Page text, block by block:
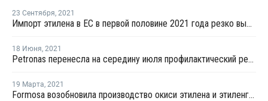
23 Сентября, 2021
Импорт этилена в ЕС в первой половине 2021 года резко вырос
18 Июня, 2021
Petronas перенесла на середину июля профилактический ремонт крекинг-установки в Кертехе
19 Марта, 2021
Formosa возобновила производство окиси этилена и этиленгликоля в Пойнт-Комфорт